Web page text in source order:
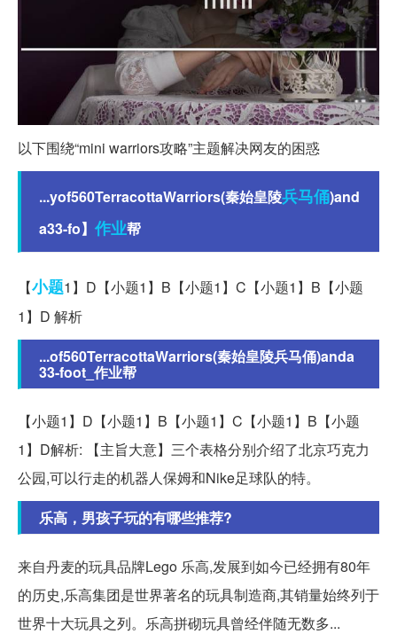
以下围绕“mini warriors攻略”主题解决网友的困惑
...yof560TerracottaWarriors(秦始皇陵兵马俑)and
a33-fo】 作业帮
【小题1】D【小题1】B【小题1】C【小题1】B【小题
1】D 解析
...of560TerracottaWarriors(秦始皇陵兵马俑)anda
33-foot_作业帮
【小题1】D【小题1】B【小题1】C【小题1】B【小题
1】D解析: 【主旨大意】三个表格分别介绍了北京巧克力
公园,可以行走的机器人保姆和Nike足球队的特。
乐高，男孩子玩的有哪些推荐?
来自丹麦的玩具品牌Lego 乐高,发展到如今已经拥有80年
的历史,乐高集团是世界著名的玩具制造商,其销量始终列于
世界十大玩具之列。乐高拼砌玩具曾经伴随无数多...